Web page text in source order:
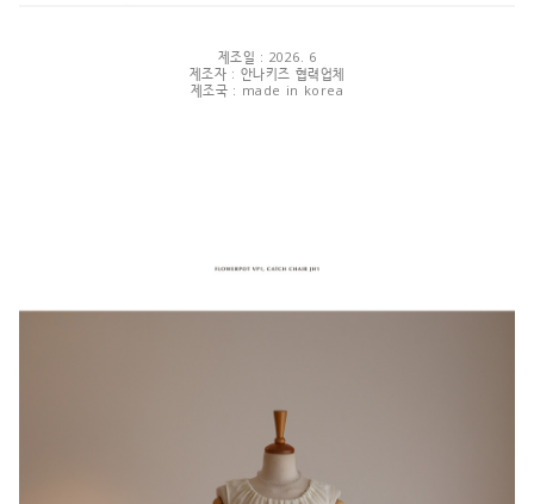
제조일 : 2026. 6
제조자 : 안나키즈 협력업체
제조국 : made in korea